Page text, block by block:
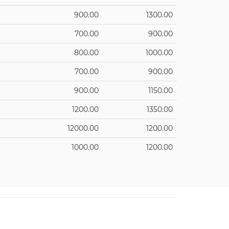
900.00 1300.00
700.00 900.00
800.00 1000.00
700.00 900.00
900.00 1150.00
1200.00 1350.00
12000.00 1200.00
1000.00 1200.00